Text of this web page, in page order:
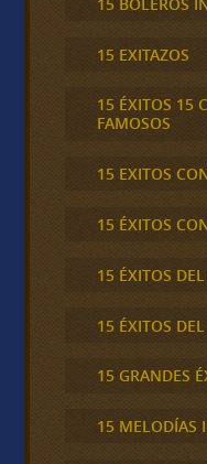
15 EXITAZOS
15 ÉXITOS 15
FAMOSOS
15 EXITOS
15 ÉXITOS
15 ÉXITOS
15 ÉXITOS
15 GRANDES
15 MELODÍAS